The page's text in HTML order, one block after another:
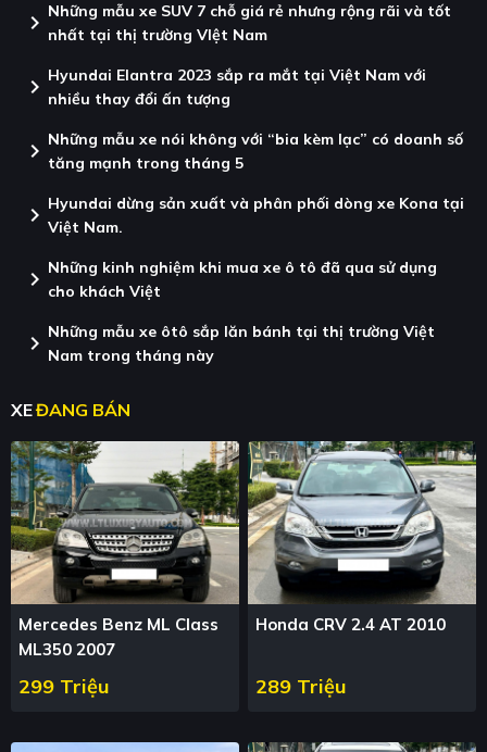
chevron_right Những mẫu xe SUV 7 chỗ giá rẻ nhưng rộng rãi và tốt
nhất tại thị trường VIệt Nam
chevron_right Hyundai Elantra 2023 sắp ra mắt tại Việt Nam với
nhiều thay đổi ấn tượng
chevron_right Những mẫu xe nói không với “bia kèm lạc” có doanh số
tăng mạnh trong tháng 5
chevron_right Hyundai dừng sản xuất và phân phối dòng xe Kona tại
Việt Nam.
chevron_right Những kinh nghiệm khi mua xe ô tô đã qua sử dụng
cho khách Việt
chevron_right Những mẫu xe ôtô sắp lăn bánh tại thị trường Việt
Nam trong tháng này
XEĐANG BÁN
Mercedes Benz ML Class
ML350 2007
299 Triệu
Honda CRV 2.4 AT 2010
289 Triệu